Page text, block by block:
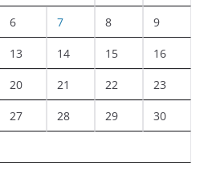
6 7 8 9
13 14 15 16
20 21 22 23
27 28 29 30